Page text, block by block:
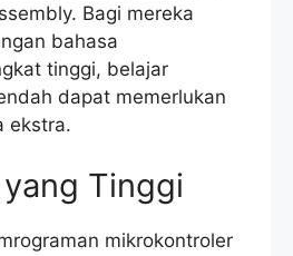
Bagi mereka
bahasa
tinggi, belajar
dapat memerlukan
ekstra.
Tinggi
mikrokontroler